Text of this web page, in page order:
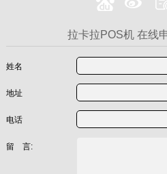
拉卡拉POS机 在线
姓名
地址
电话
留 言: